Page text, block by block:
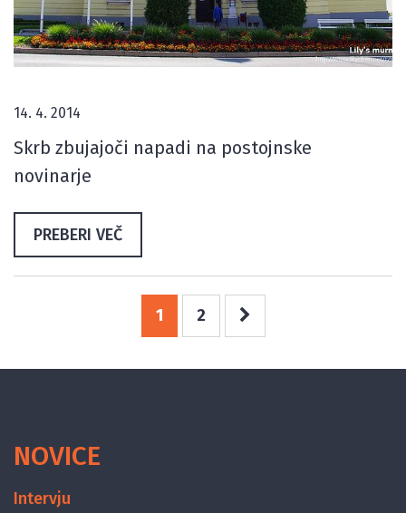
14. 4. 2014
Skrb zbujajoči napadi na postojnske
novinarje
PREBERI VEČ
1 2
NOVICE
Intervju